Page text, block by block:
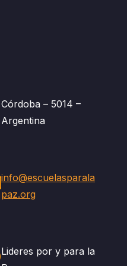
Córdoba – 5014 –
Argentina
info@escuelasparala
paz.org
Lideres por y para la